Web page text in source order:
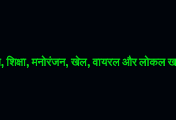
शिक्षा, मनोरंजन, खेल, वायरल और लोकल